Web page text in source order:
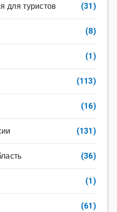
для туристов (31)
(8)
(1)
(113)
(16)
(131)
(36)
(1)
(61)